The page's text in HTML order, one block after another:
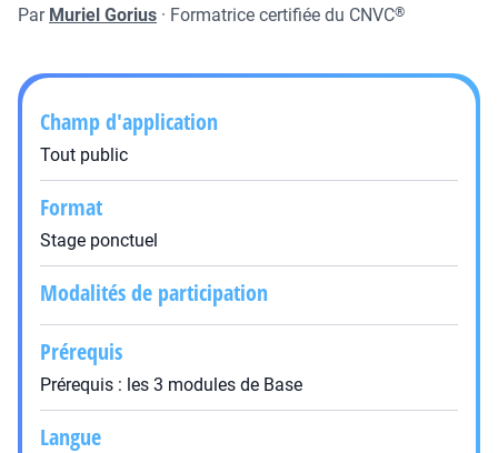
Par Muriel Gorius · Formatrice certifiée du CNVC®
Champ d'application
Tout public
Format
Stage ponctuel
Modalités de participation
Prérequis
Prérequis : les 3 modules de Base
Langue